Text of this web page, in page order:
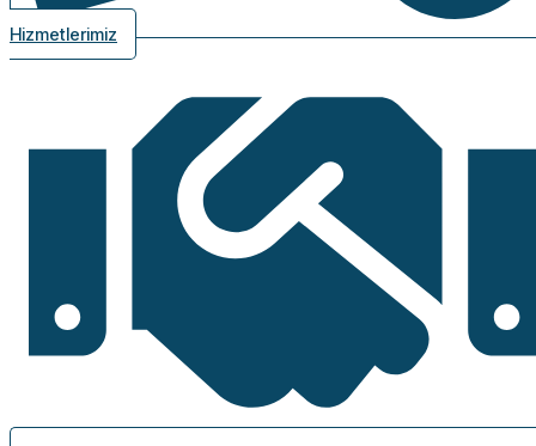
Hizmetlerimiz